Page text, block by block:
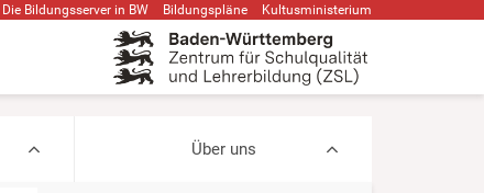
Die Bildungsserver in BW Bildungspläne Kultusministerium
Über uns